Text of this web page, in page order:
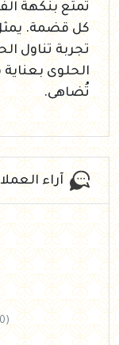
تمتع بنكهة
كل قضمة. يمثل
تجربة تناول
الحلوى
تُضاهى.
آراء